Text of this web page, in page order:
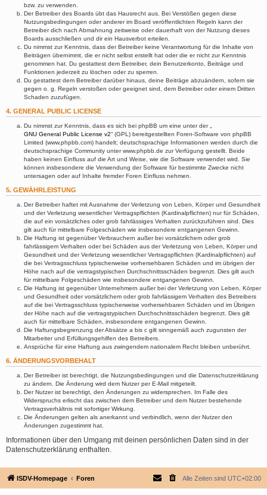
bzw. zu verwenden.
Der Betreiber des Boards übt das Hausrecht aus. Bei Verstößen gegen diese
Nutzungsbedingungen oder anderer im Board veröffentlichten Regeln kann der
Betreiber dich nach Abmahnung zeitweise oder dauerhaft von der Nutzung dieses
Boards ausschließen und dir ein Hausverbot erteilen.
Du nimmst zur Kenntnis, dass der Betreiber keine Verantwortung für die Inhalte von
Beiträgen übernimmt, die er nicht selbst erstellt hat oder die er nicht zur Kenntnis
genommen hat. Du gestattest dem Betreiber, dein Benutzerkonto, Beiträge und
Funktionen jederzeit zu löschen oder zu sperren.
Du gestattest dem Betreiber darüber hinaus, deine Beiträge abzuändern, sofern sie
gegen o. g. Regeln verstoßen oder geeignet sind, dem Betreiber oder einem Dritten
Schaden zuzufügen.
4. GENERAL PUBLIC LICENSE
Du nimmst zur Kenntnis, dass es sich bei phpBB um eine unter der „
GNU General Public License v2“ (GPL) bereitgestellten Foren-Software von phpBB
Limited (www.phpbb.com) handelt; deutschsprachige Informationen werden durch die
deutschsprachige Community unter www.phpbb.de zur Verfügung gestellt. Beide
haben keinen Einfluss auf die Art und Weise, wie die Software verwendet wird. Sie
können insbesondere die Verwendung der Software für bestimmte Zwecke nicht
untersagen oder auf Inhalte fremder Foren Einfluss nehmen.
5. GEWÄHRLEISTUNG
Der Betreiber haftet mit Ausnahme der Verletzung von Leben, Körper und Gesundheit
und der Verletzung wesentlicher Vertragspflichten (Kardinalpflichten) nur für Schäden,
die auf ein vorsätzliches oder grob fahrlässiges Verhalten zurückzuführen sind. Dies
gilt auch für mittelbare Folgeschäden wie insbesondere entgangenen Gewinn.
Die Haftung ist gegenüber Verbrauchern außer bei vorsätzlichem oder grob
fahrlässigem Verhalten oder bei Schäden aus der Verletzung von Leben, Körper und
Gesundheit und der Verletzung wesentlicher Vertragspflichten (Kardinalpflichten) auf
die bei Vertragsschluss typischerweise vorhersehbaren Schäden und im übrigen der
Höhe nach auf die vertragstypischen Durchschnittsschäden begrenzt. Dies gilt auch
für mittelbare Folgeschäden wie insbesondere entgangenen Gewinn.
Die Haftung ist gegenüber Unternehmern außer bei der Verletzung von Leben, Körper
und Gesundheit oder vorsätzlichem oder grob fahrlässigem Verhalten des Betreibers
auf die bei Vertragsschluss typischerweise vorhersehbaren Schäden und im Übrigen
der Höhe nach auf die vertragstypischen Durchschnittsschäden begrenzt. Dies gilt
auch für mittelbare Schäden, insbesondere entgangenen Gewinn.
Die Haftungsbegrenzung der Absätze a bis c gilt sinngemäß auch zugunsten der
Mitarbeiter und Erfüllungsgehilfen des Betreibers.
Ansprüche für eine Haftung aus zwingendem nationalem Recht bleiben unberührt.
6. ÄNDERUNGSVORBEHALT
Der Betreiber ist berechtigt, die Nutzungsbedingungen und die Datenschutzerklärung
zu ändern. Die Änderung wird dem Nutzer per E-Mail mitgeteilt.
Der Nutzer ist berechtigt, den Änderungen zu widersprechen. Im Falle des
Widerspruchs erlischt das zwischen dem Betreiber und dem Nutzer bestehende
Vertragsverhältnis mit sofortiger Wirkung.
Die Änderungen gelten als anerkannt und verbindlich, wenn der Nutzer den
Änderungen zugestimmt hat.
Informationen über den Umgang mit deinen persönlichen Daten sind in der
Datenschutzerklärung enthalten.
ISDV-Homepage Foren Alle Zeiten sind UTC+02:00